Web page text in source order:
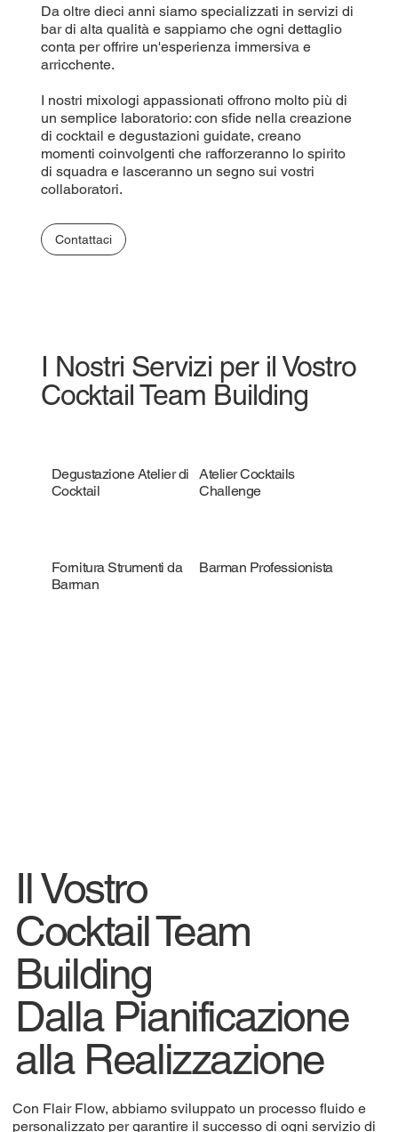
Da oltre dieci anni siamo specializzati in servizi di
bar di alta qualità e sappiamo che ogni dettaglio
conta per offrire un'esperienza immersiva e
arricchente.
I nostri mixologi appassionati offrono molto più di
un semplice laboratorio: con sfide nella creazione
di cocktail e degustazioni guidate, creano
momenti coinvolgenti che rafforzeranno lo spirito
di squadra e lasceranno un segno sui vostri
collaboratori.
Contattaci
I Nostri Servizi per il Vostro
Cocktail Team Building
Degustazione Atelier di
Cocktail
Atelier Cocktails
Challenge
Fornitura Strumenti da
Barman
Barman Professionista
Il Vostro
Cocktail Team
Building
Dalla Pianificazione
alla Realizzazione
Con Flair Flow, abbiamo sviluppato un processo fluido e
personalizzato per garantire il successo di ogni servizio di